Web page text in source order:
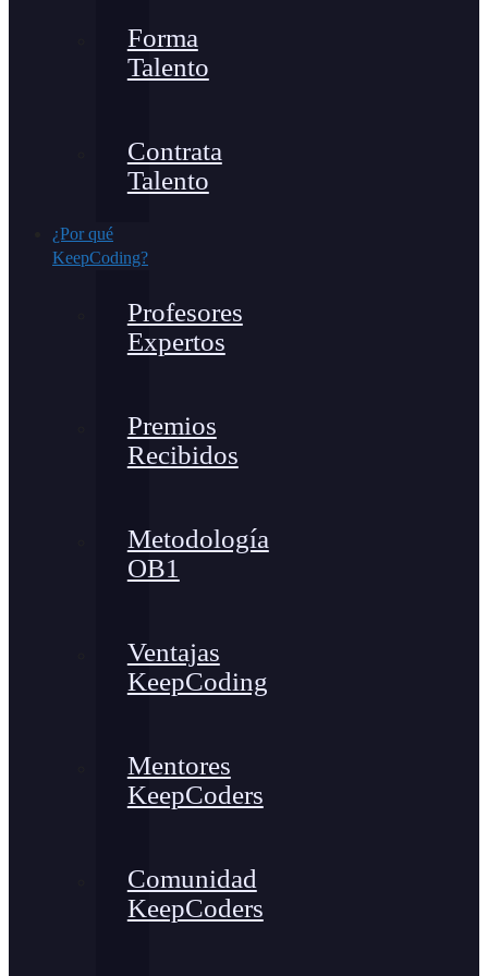
Forma
Talento
Contrata
Talento
¿Por qué
KeepCoding?
Profesores
Expertos
Premios
Recibidos
Metodología
OB1
Ventajas
KeepCoding
Mentores
KeepCoders
Comunidad
KeepCoders